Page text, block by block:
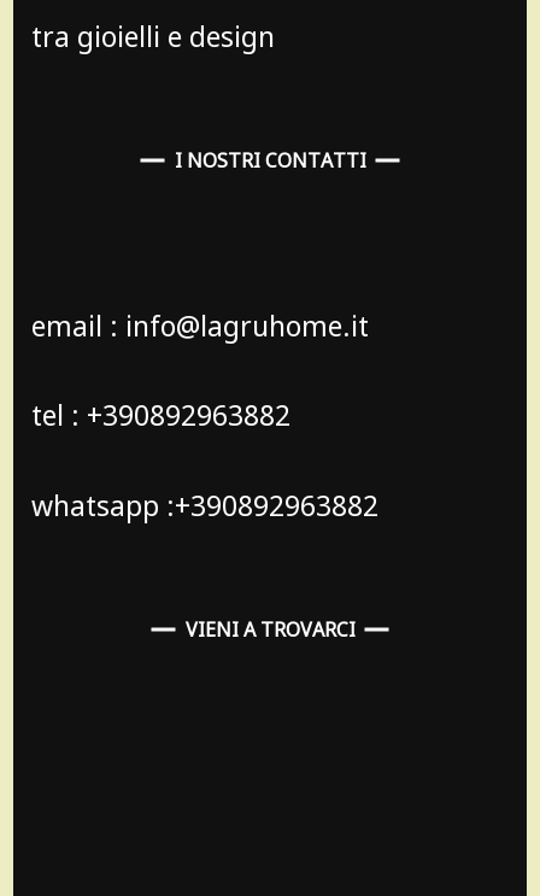
tra gioielli e design
I NOSTRI CONTATTI
email : info@lagruhome.it
tel : +390892963882
whatsapp :+390892963882
VIENI A TROVARCI